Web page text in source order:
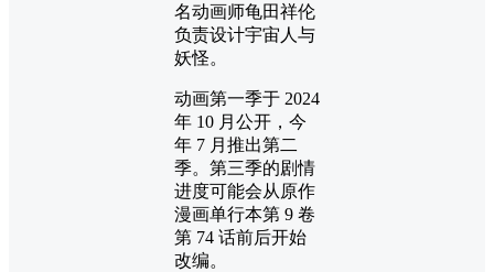
名动画师龟田祥伦
负责设计宇宙人与
妖怪。
动画第一季于 2024
年 10 月公开，今
年 7 月推出第二
季。第三季的剧情
进度可能会从原作
漫画单行本第 9 卷
第 74 话前后开始
改编。